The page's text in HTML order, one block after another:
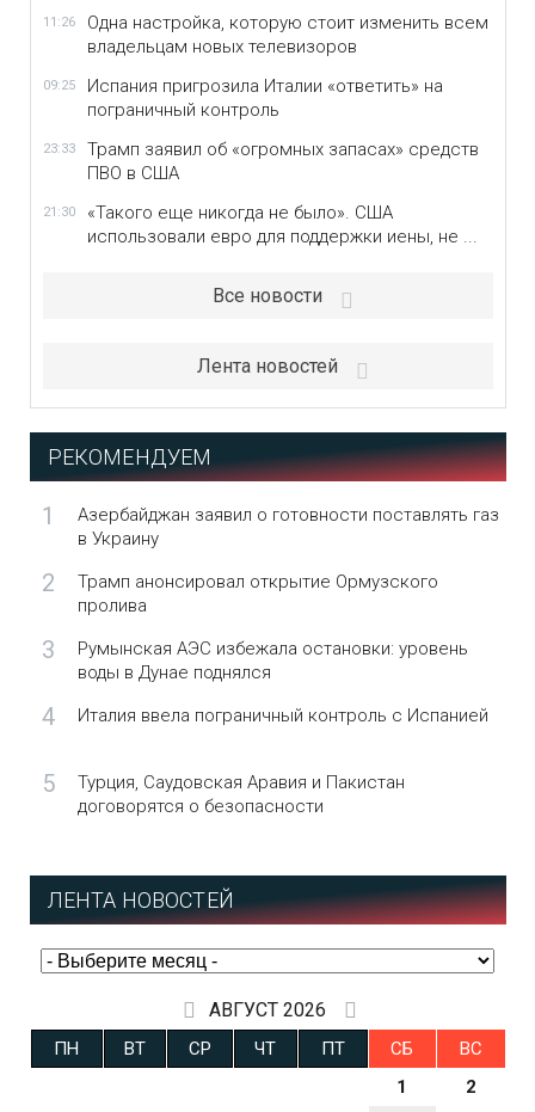
11:26
Одна настройка, которую стоит изменить всем
владельцам новых телевизоров
09:25
Испания пригрозила Италии «ответить» на
пограничный контроль
23:33
Трамп заявил об «огромных запасах» средств
ПВО в США
21:30
«Такого еще никогда не было». США
использовали евро для поддержки иены, не ...
Все новости
Лента новостей
РЕКОМЕНДУЕМ
1
Азербайджан заявил о готовности поставлять газ
в Украину
2
Трамп анонсировал открытие Ормузского
пролива
3
Румынская АЭС избежала остановки: уровень
воды в Дунае поднялся
4 Италия ввела пограничный контроль с Испанией
5
Турция, Саудовская Аравия и Пакистан
договорятся о безопасности
ЛЕНТА НОВОСТЕЙ
АВГУСТ 2026
ПН ВТ СР ЧТ ПТ СБ
ВС
1
2